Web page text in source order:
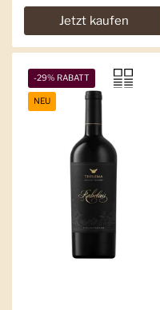
Jetzt kaufen
-29% RABATT
NEU